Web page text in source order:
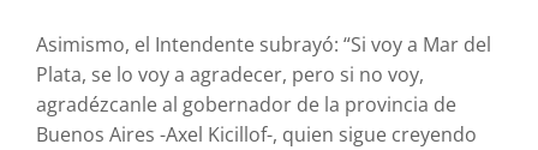
Asimismo, el Intendente subrayó: “Si voy a Mar del
Plata, se lo voy a agradecer, pero si no voy,
agradézcanle al gobernador de la provincia de
Buenos Aires -Axel Kicillof-, quien sigue creyendo